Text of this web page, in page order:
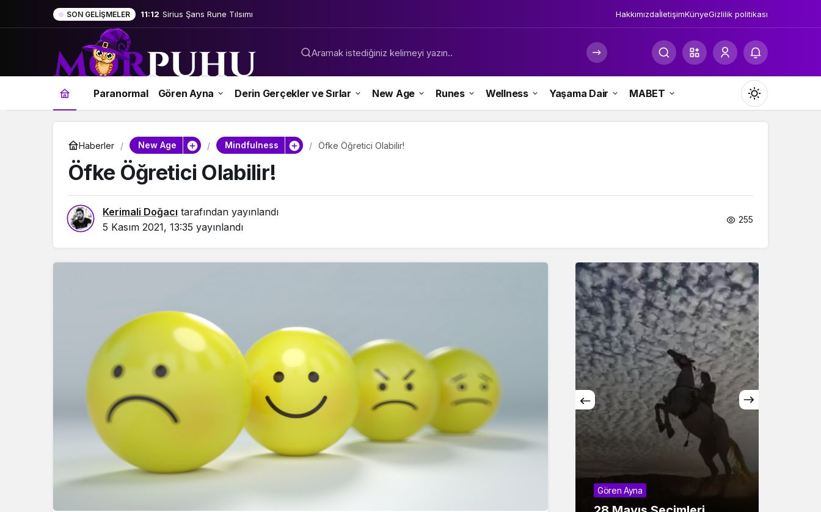
SON GELIŞMELER 11:12 Sirius Şans Rune Tılsımı HakkımızdaİletişimKünyeGizlilik politikası
Aramak istediğiniz kelimeyi yazın..
Paranormal Gören Ayna Derin Gerçekler ve Sırlar New Age Runes Wellness Yaşama Dair MABET
Mod
değiştir
Sistem Modu
Sistem modunu seçin.
Haberler New Age Mindfulness Öfke Öğretici Olabilir!
Öfke Öğretici Olabilir!
Kerimali Doğacı tarafından yayınlandı
5 Kasım 2021, 13:35 yayınlandı
255
Gören Ayna